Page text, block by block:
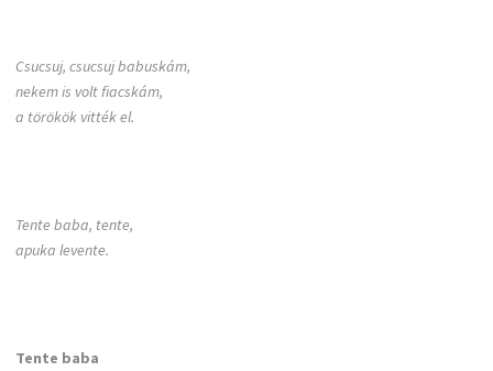
Csucsuj, csucsuj babuskám,
nekem is volt fiacskám,
a törökök vitték el.
Tente baba, tente,
apuka levente.
Tente baba